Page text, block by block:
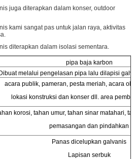
juga diterapkan dalam konser, outdoor
kami sangat pas untuk jalan raya, aktivitas
diterapkan dalam isolasi sementara.
pipa baja karbon
melalui pengelasan pipa lalu dilapisi
acara publik, pameran, pesta meriah, acara
lokasi konstruksi dan konser dll. area
korosi, tahan umur, tahan sinar matahari,
pemasangan dan pindahkan
Panas dicelupkan galvanis
Lapisan serbuk